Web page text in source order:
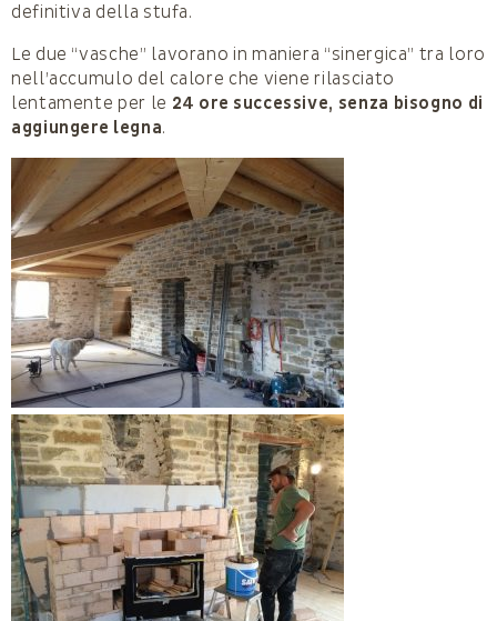
definitiva della stufa.
Le due “vasche” lavorano in maniera “sinergica” tra loro
nell’accumulo del calore che viene rilasciato
lentamente per le 24 ore successive, senza bisogno di
aggiungere legna.